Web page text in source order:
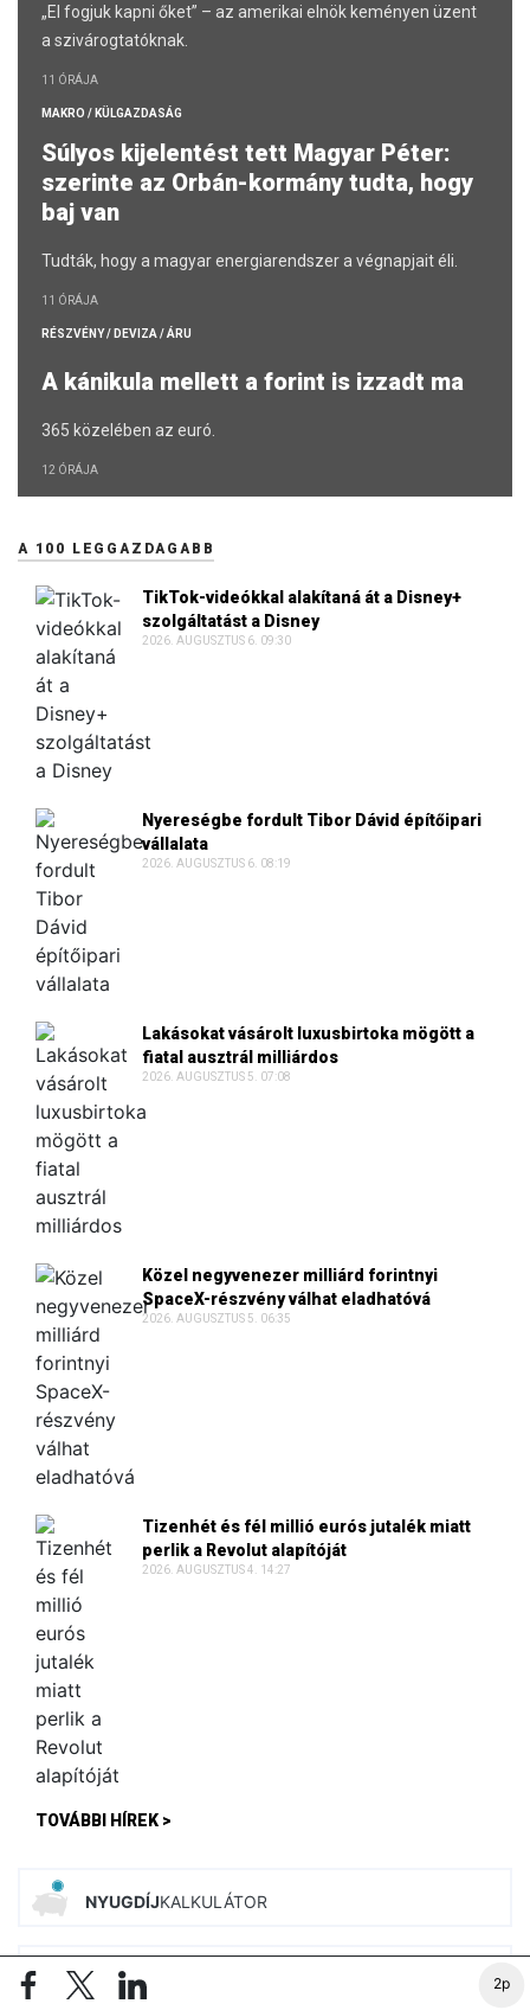
2p
„El fogjuk kapni őket” – az amerikai elnök keményen üzent
a szivárogtatóknak.
11 ÓRÁJA
MAKRO / KÜLGAZDASÁG
Súlyos kijelentést tett Magyar Péter:
szerinte az Orbán-kormány tudta, hogy
baj van
Tudták, hogy a magyar energiarendszer a végnapjait éli.
11 ÓRÁJA
RÉSZVÉNY / DEVIZA / ÁRU
A kánikula mellett a forint is izzadt ma
365 közelében az euró.
12 ÓRÁJA
A 100 LEGGAZDAGABB
TikTok-videókkal alakítaná át a Disney+
szolgáltatást a Disney
2026. AUGUSZTUS 6. 09:30
Nyereségbe fordult Tibor Dávid építőipari
vállalata
2026. AUGUSZTUS 6. 08:19
Lakásokat vásárolt luxusbirtoka mögött a
fiatal ausztrál milliárdos
2026. AUGUSZTUS 5. 07:08
Közel negyvenezer milliárd forintnyi
SpaceX-részvény válhat eladhatóvá
2026. AUGUSZTUS 5. 06:35
Tizenhét és fél millió eurós jutalék miatt
perlik a Revolut alapítóját
2026. AUGUSZTUS 4. 14:27
TOVÁBBI HÍREK >
NYUGDÍJKALKULÁTOR
ADÓKALKULÁTOROK